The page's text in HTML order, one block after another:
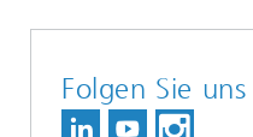
Folgen Sie uns